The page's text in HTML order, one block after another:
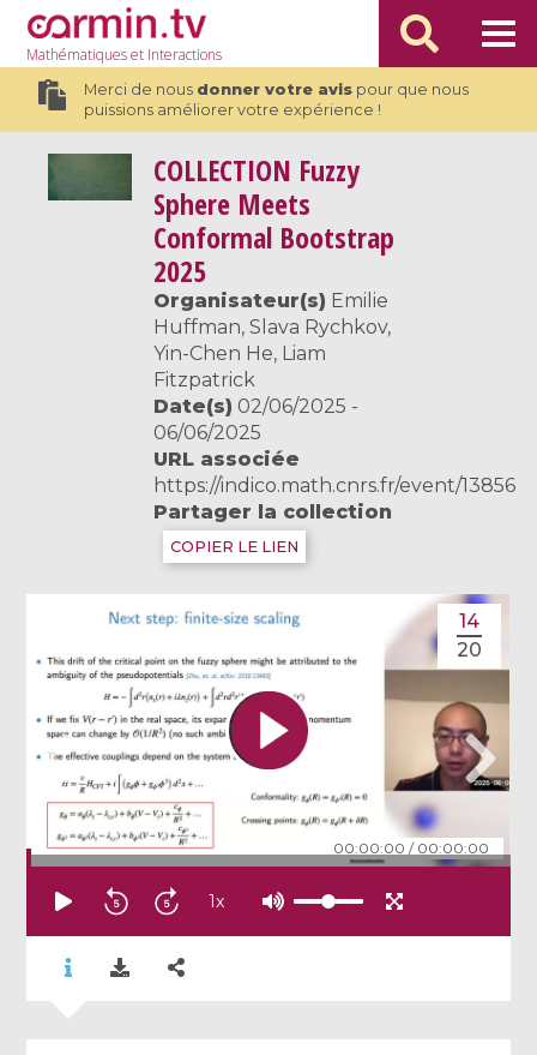
Mathématiqueset Interactions
Merci de nous donner votre avispour que nous
puissions améliorer votre expérience !
COLLECTION Fuzzy
Sphere Meets
Conformal Bootstrap
2025
Organisateur(s) Emilie
Huffman, Slava Rychkov,
Yin-Chen He, Liam
Fitzpatrick
Date(s) 02/06/2025 -
06/06/2025
URL associée
https://indico.math.cnrs.fr/event/13856
Partager la collection
COPIER LE LIEN
00:00:00 / 00:00:00
14
20
1x